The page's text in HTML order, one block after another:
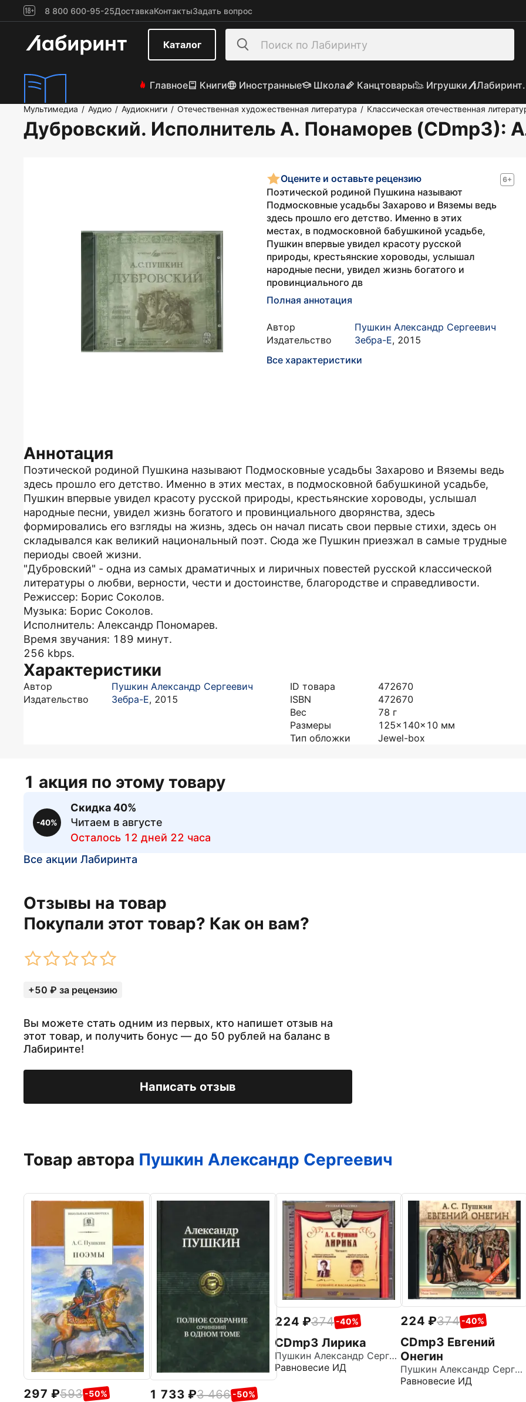
8 800 600-95-25ДоставкаКонтактыЗадать вопрос
Каталог
Главное Книги Иностранные Школа Канцтовары Игрушки
Мультимедиа / Аудио / Аудиокниги / Отечественная художественная литература / Классическая отечественная
Дубровский. Исполнитель А. Понаморев (CDmp3):
6+
Оцените и оставьте рецензию
Поэтической родиной Пушкина называют
Подмосковные усадьбы Захарово и Вяземы ведь
здесь прошло его детство. Именно в этих
местах, в подмосковной бабушкиной усадьбе,
Пушкин впервые увидел красоту русской
природы, крестьянские хороводы, услышал
народные песни, увидел жизнь богатого и
провинциального дв
Полная аннотация
Автор
Пушкин Александр Сергеевич
Издательство
Зебра-Е, 2015
Все характеристики
Аннотация
Поэтической родиной Пушкина называют Подмосковные усадьбы Захарово и Вяземы ведь
здесь прошло его детство. Именно в этих местах, в подмосковной бабушкиной усадьбе,
Пушкин впервые увидел красоту русской природы, крестьянские хороводы, услышал
народные песни, увидел жизнь богатого и провинциального дворянства, здесь
формировались его взгляды на жизнь, здесь он начал писать свои первые стихи, здесь он
складывался как великий национальный поэт. Сюда же Пушкин приезжал в самые трудные
периоды своей жизни.
"Дубровский" - одна из самых драматичных и лиричных повестей русской классической
литературы о любви, верности, чести и достоинстве, благородстве и справедливости.
Режиссер: Борис Соколов.
Музыка: Борис Соколов.
Исполнитель: Александр Пономарев.
Время звучания: 189 минут.
256 kbps.
Характеристики
Автор
Пушкин Александр Сергеевич
Издательство
Зебра-Е, 2015
ID товара
472670
ISBN
472670
Вес
78 г
Размеры
125x140x10 мм
Тип обложки
Jewel-box
1 акция по этому товару
-40%
Скидка 40%
Читаем в августе
Осталось 12 дней 22 часа
Все акции Лабиринта
Отзывы на товар
Покупали этот товар? Как он вам?
+50 ₽ за рецензию
Вы можете стать одним из первых, кто напишет отзыв на
этот товар, и получить бонус — до 50 рублей на баланс в
Лабиринте!
Написать отзыв
Товар автора Пушкин Александр Сергеевич
297 593 -50% 1 733 3 466 -50%
224 374 -40%
CDmp3 Лирика
Пушкин Александр Сергеевич
Равновесие ИД
224 374 -40%
CDmp3 Евгений
Онегин
Пушкин Александр Сергеевич
Равновесие ИД